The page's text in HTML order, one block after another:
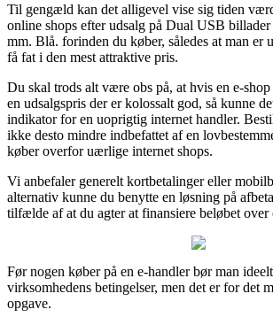
Til gengæld kan det alligevel vise sig tiden
online shops efter udsalg på Dual USB
mm. Blå. forinden du køber, således at man er
få fat i den mest attraktive pris.
Du skal trods alt være obs på, at hvis en e-
en udsalgspris der er kolossalt god, så kunne
indikator for en uoprigtig internet handler.
ikke desto mindre indbefattet af en
køber overfor uærlige internet shops.
Vi anbefaler generelt kortbetalinger eller
alternativ kunne du benytte en løsning på
tilfælde af at du agter at finansiere beløbet
Før nogen køber på en e-handler bør man
virksomhedens betingelser, men det er for det
opgave.